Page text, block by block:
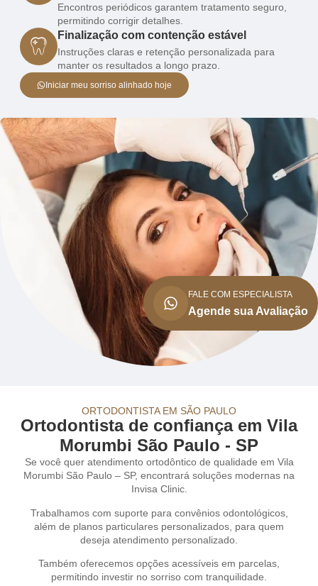
Encontros periódicos garantem tratamento seguro,
permitindo corrigir detalhes.
Finalização com contenção estável
Instruções claras e retenção personalizada para
manter os resultados a longo prazo.
Iniciar meu sorriso alinhado hoje
FALE COM ESPECIALISTA
Agende sua Avaliação
ORTODONTISTA EM SÃO PAULO
Ortodontista de confiança em Vila
Morumbi São Paulo - SP
Se você quer atendimento ortodôntico de qualidade em Vila
Morumbi São Paulo – SP, encontrará soluções modernas na
Invisa Clinic.
Trabalhamos com suporte para convênios odontológicos,
além de planos particulares personalizados, para quem
deseja atendimento personalizado.
Também oferecemos opções acessíveis em parcelas,
permitindo investir no sorriso com tranquilidade.